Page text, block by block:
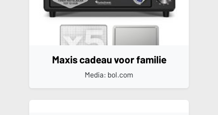
Maxis cadeau voor familie
Media: bol.com